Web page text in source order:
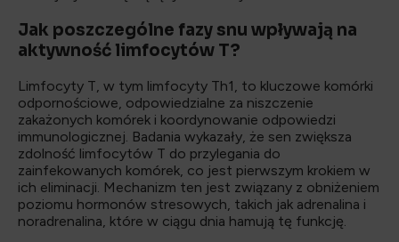
Jak poszczególne fazy snu wpływają na
aktywność limfocytów T?
Limfocyty T, w tym limfocyty Th1, to kluczowe komórki
odpornościowe, odpowiedzialne za niszczenie
zakażonych komórek i koordynowanie odpowiedzi
immunologicznej. Badania wykazały, że sen zwiększa
zdolność limfocytów T do przylegania do
zainfekowanych komórek, co jest pierwszym krokiem w
ich eliminacji. Mechanizm ten jest związany z obniżeniem
poziomu hormonów stresowych, takich jak adrenalina i
noradrenalina, które w ciągu dnia hamują tę funkcję.